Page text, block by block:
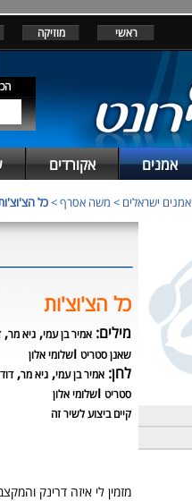
ראשי מוזיקה
אמנים אקורדים
אמנים ישראלים > משה אסרף>כל
כל הצ'וצ'ות
מילים: אמיר בן עמי, גיא מר,
שאנן סטריט ושלומי אלון
לחן: אמיר בן עמי, גיא מר,
סטריט ושלומי אלון
קיים ביצוע לשיר זה
מזמין לי איזה דרינק